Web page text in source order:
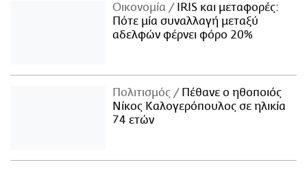
Οικονομία
IRIS και μεταφορές:
Πότε μία συναλλαγή μεταξύ
αδελφών φέρνει φόρο 20%
Πολιτισμός
Πέθανε ο ηθοποιός
Νίκος Καλογερόπουλος σε ηλικία
74 ετών